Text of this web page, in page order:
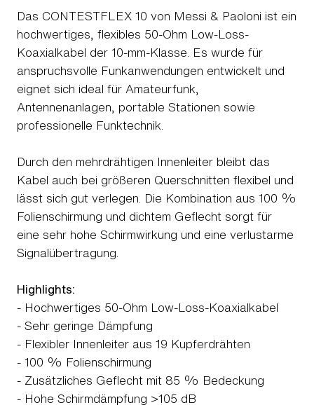
Das CONTESTFLEX 10 von Messi & Paoloni ist ein
hochwertiges, flexibles 50-Ohm Low-Loss-
Koaxialkabel der 10-mm-Klasse. Es wurde für
anspruchsvolle Funkanwendungen entwickelt und
eignet sich ideal für Amateurfunk,
Antennenanlagen, portable Stationen sowie
professionelle Funktechnik.
Durch den mehrdrähtigen Innenleiter bleibt das
Kabel auch bei größeren Querschnitten flexibel und
lässt sich gut verlegen. Die Kombination aus 100 %
Folienschirmung und dichtem Geflecht sorgt für
eine sehr hohe Schirmwirkung und eine verlustarme
Signalübertragung.
Highlights:
- Hochwertiges 50-Ohm Low-Loss-Koaxialkabel
- Sehr geringe Dämpfung
- Flexibler Innenleiter aus 19 Kupferdrähten
- 100 % Folienschirmung
- Zusätzliches Geflecht mit 85 % Bedeckung
- Hohe Schirmdämpfung >105 dB